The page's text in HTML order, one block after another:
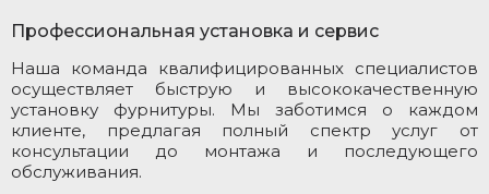
Профессиональная установка и сервис
Наша команда квалифицированных специалистов
осуществляет быструю и высококачественную
установку фурнитуры. Мы заботимся о каждом
клиенте, предлагая полный спектр услуг от
консультации до монтажа и последующего
обслуживания.